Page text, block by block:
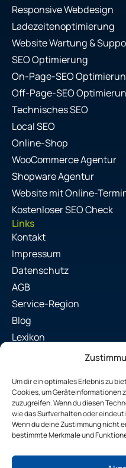
Um dir ein optimales Erlebnis zu
Cookies, um Geräteinformationen
zuzugreifen. Wenn du diesen
wie das Surfverhalten oder
Wenn du deine Zustimmung nicht
bestimmte Merkmale und
Responsive Webdesign
Ladezeitenoptimierung
Website Wartung &
SEO Optimierung
On-Page-SEO
Off-Page-SEO
Technisches SEO
Local SEO
Online-Shop
WooCommerce Agentur
Shopware Agentur
Website mit Online-
Kostenloser SEO Check
Links
Kontakt
Impressum
Datenschutz
AGB
Service-Region
Blog
Lexikon
I
n
s
t
a
g
F
a
c
e
b
o
L
i
n
k
e
d
06181 4386884
Feuerbach Str. 7/A
Mo. - Fr.: 08:00 bis